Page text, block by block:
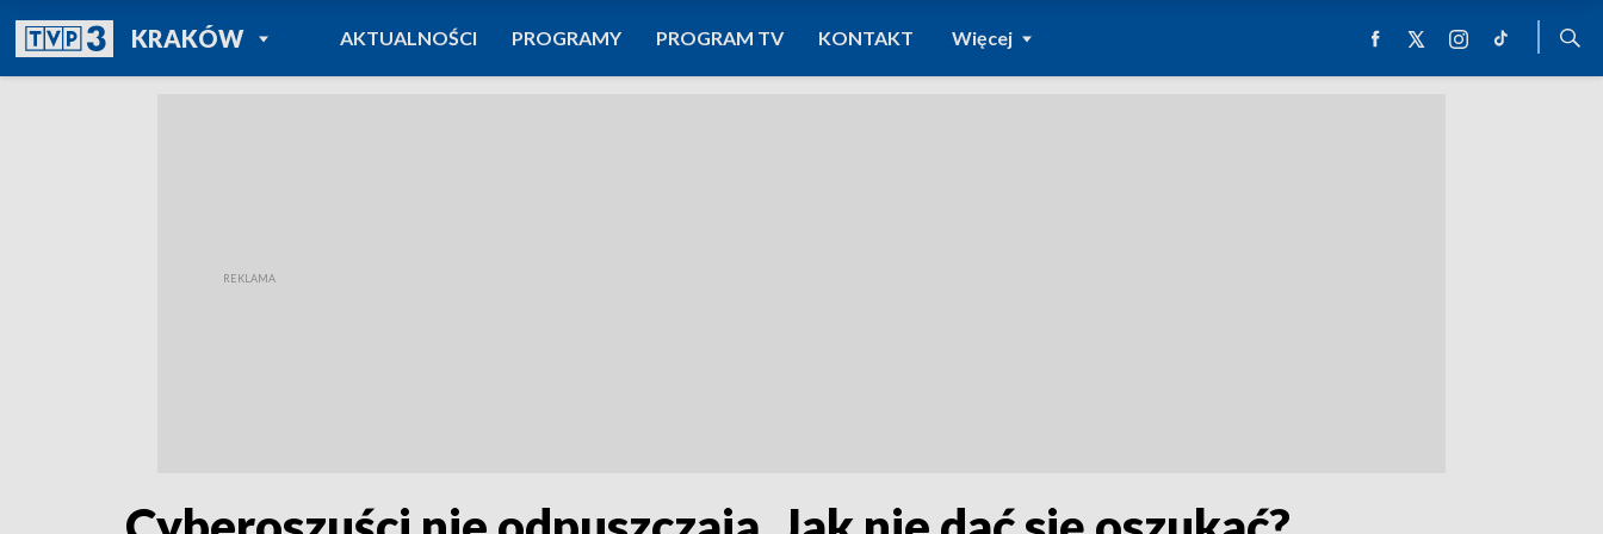
KRAKÓWPOWRÓT DO
TVP REGIONY
AKTUALNOŚCI PROGRAMY PROGRAM TV KONTAKT Więcej